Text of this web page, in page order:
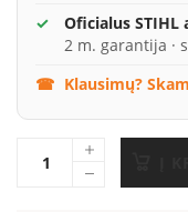
Oficialus STIHL
2 m. garantija ·
Klausimų?